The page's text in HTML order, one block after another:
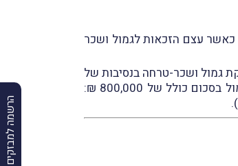
הרשמה למבזקים
כאשר עצם הזכאות לגמול ושכר
גמול ושכר-טרחה בנסיבות של
הסתלקות מתוגמלת, כי לא ניתן ולא ראוי להיצמד לשיטת האחוזים במקרה הנוכחי וכי בנסיבות העניין יש לפסוֹק שכר-טרחה וגמול בסכום כולל של 800,000 ₪: